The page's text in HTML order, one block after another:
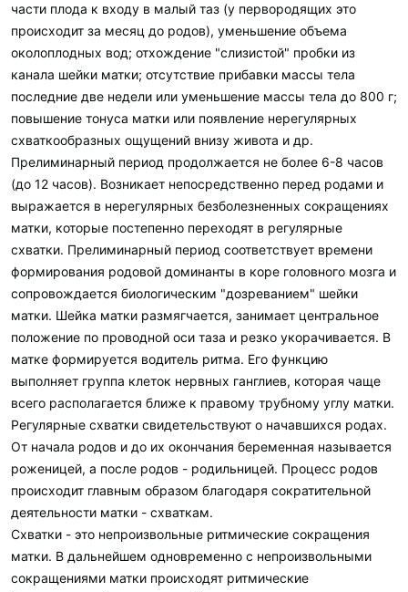
части плода к входу в малый таз (у первородящих это
происходит за месяц до родов), уменьшение объема
околоплодных вод; отхождение "слизистой" пробки из
канала шейки матки; отсутствие прибавки массы тела
последние две недели или уменьшение массы тела до 800 г;
повышение тонуса матки или появление нерегулярных
схваткообразных ощущений внизу живота и др.
Прелиминарный период продолжается не более 6-8 часов
(до 12 часов). Возникает непосредственно перед родами и
выражается в нерегулярных безболезненных сокращениях
матки, которые постепенно переходят в регулярные
схватки. Прелиминарный период соответствует времени
формирования родовой доминанты в коре головного мозга и
сопровождается биологическим "дозреванием" шейки
матки. Шейка матки размягчается, занимает центральное
положение по проводной оси таза и резко укорачивается. В
матке формируется водитель ритма. Его функцию
выполняет группа клеток нервных ганглиев, которая чаще
всего располагается ближе к правому трубному углу матки.
Регулярные схватки свидетельствуют о начавшихся родах.
От начала родов и до их окончания беременная называется
роженицей, а после родов - родильницей. Процесс родов
происходит главным образом благодаря сократительной
деятельности матки - схваткам.
Схватки - это непроизвольные ритмические сокращения
матки. В дальнейшем одновременно с непроизвольными
сокращениями матки происходят ритмические